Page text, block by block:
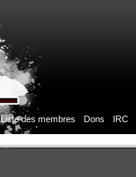
Liste des membres Dons IRC